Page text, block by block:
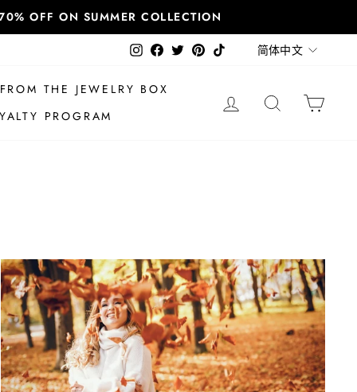
OFF ON SUMMER COLLECTION
InstagramFacebook
TwitterPinterest
TikTok 语
言
简体中文
FROM THE JEWELRY BOX
PROGRAM
登录 搜索